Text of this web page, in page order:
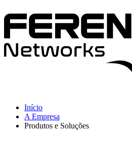
Início
A Empresa
Produtos e Soluções